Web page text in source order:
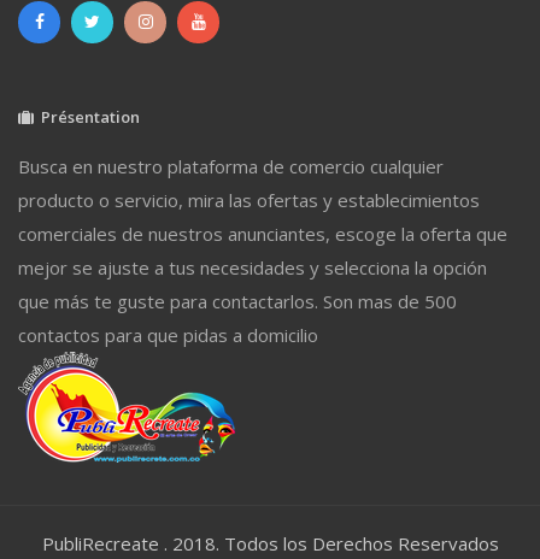
Présentation
Busca en nuestro plataforma de comercio cualquier
producto o servicio, mira las ofertas y establecimientos
comerciales de nuestros anunciantes, escoge la oferta que
mejor se ajuste a tus necesidades y selecciona la opción
que más te guste para contactarlos. Son mas de 500
contactos para que pidas a domicilio
PubliRecreate . 2018. Todos los Derechos Reservados